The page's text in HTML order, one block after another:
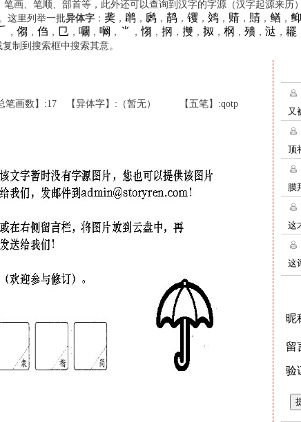
画、笔顺、部首等，此外还可以查询到汉字的字源（汉字起源来历
这里列举一批异体字： 䶮 ， 䴙， 䴘， 䴖， 䦆， 䴔， 䞍， 䝼， 䲡 ， 䲟
， 㑳 ， 㑇 ， 㔾 ， 㘚 ， 㘎 ， ⺌ ， 㥮 ， 㧏 ， 㩳， 㧐 ， 㭎 ， 㱮， 㳠 ， 䎱
复制到搜索框中搜索其意。
笔画数】:17 【异体字】:（暂无） 【五笔】:qotp